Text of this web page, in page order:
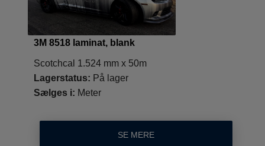
3M 8518 laminat, blank
Scotchcal 1.524 mm x 50m
Lagerstatus: På lager
Sælges i: Meter
SE MERE